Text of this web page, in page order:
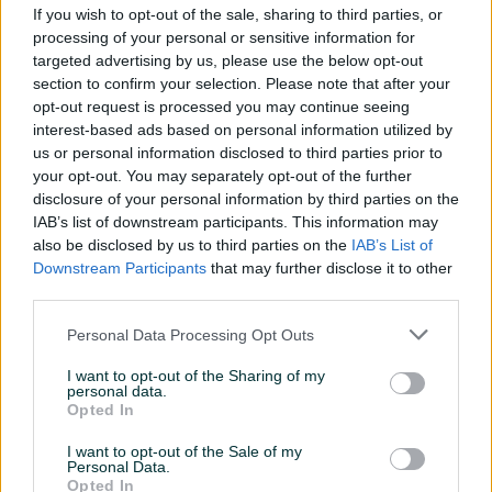
If you wish to opt-out of the sale, sharing to third parties, or
processing of your personal or sensitive information for
targeted advertising by us, please use the below opt-out
section to confirm your selection. Please note that after your
opt-out request is processed you may continue seeing
interest-based ads based on personal information utilized by
us or personal information disclosed to third parties prior to
your opt-out. You may separately opt-out of the further
disclosure of your personal information by third parties on the
IAB’s list of downstream participants. This information may
also be disclosed by us to third parties on the IAB’s List of
Downstream Participants that may further disclose it to other
Personal Data Processing Opt Outs
I want to opt-out of the Sharing of my
personal data.
Opted In
I want to opt-out of the Sale of my
Personal Data.
Opted In
Datum objave 18.11.2024
Oprema
Klimatizacija Jednozonska
Muzika/ozvučenje CD MP3
Parking senzori
Vrsta enterijera Platno
Svjetla Halogena
Metalik
Digitalna klima
USB port